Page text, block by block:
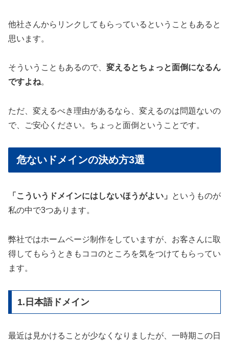
他社さんからリンクしてもらっているということもあると
思います。
そういうこともあるので、 変えるとちょっと面倒になるん
ですよね。
ただ、変えるべき理由があるなら、変えるのは問題ないの
で、ご安心ください。ちょっと面倒ということです。
危ないドメインの決め方3選
「こういうドメインにはしないほうがよい」
というものが
私の中で3つあります。
弊社ではホームページ制作をしていますが、お客さんに取
得してもらうときもココのところを気をつけてもらってい
ます。
1.日本語ドメイン
最近は見かけることが少なくなりましたが、一時期この日